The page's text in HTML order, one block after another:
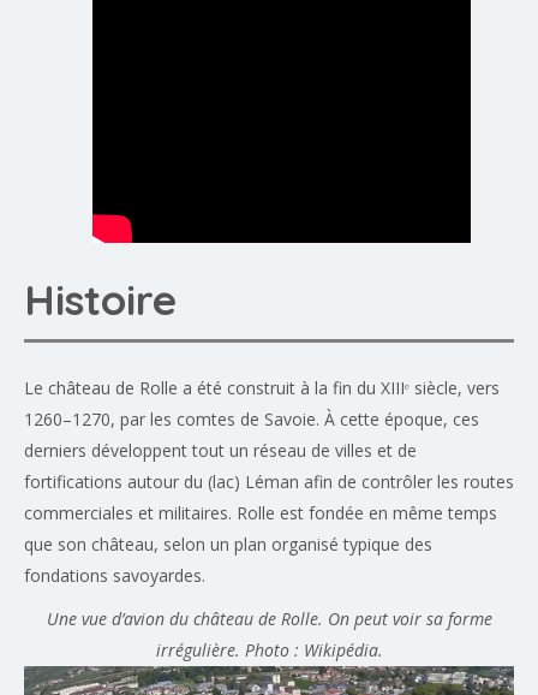
Histoire
Le château de Rolle a été construit à la fin du XIIIᵉ siècle, vers
1260–1270, par les comtes de Savoie. À cette époque, ces
derniers développent tout un réseau de villes et de
fortifications autour du (lac) Léman afin de contrôler les routes
commerciales et militaires. Rolle est fondée en même temps
que son château, selon un plan organisé typique des
fondations savoyardes.
Une vue d’avion du château de Rolle. On peut voir sa forme
irrégulière. Photo : Wikipédia.